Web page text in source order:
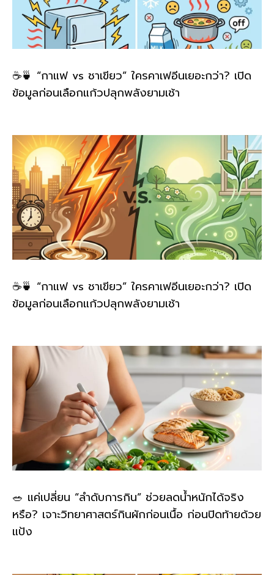
☕🍵 “กาแฟ vs ชาเขียว” ใครคาเฟอีนเยอะกว่า? เปิด
ข้อมูลก่อนเลือกแก้วปลุกพลังยามเช้า
☕🍵 “กาแฟ vs ชาเขียว” ใครคาเฟอีนเยอะกว่า? เปิด
ข้อมูลก่อนเลือกแก้วปลุกพลังยามเช้า
🥗 แค่เปลี่ยน “ลำดับการกิน” ช่วยลดน้ำหนักได้จริง
หรือ? เจาะวิทยาศาสตร์กินผักก่อนเนื้อ ก่อนปิดท้ายด้วย
แป้ง